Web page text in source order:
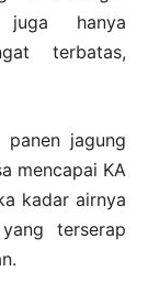
hanya
terbatas,
jagung
mencapai KA
kadar airnya
terserap